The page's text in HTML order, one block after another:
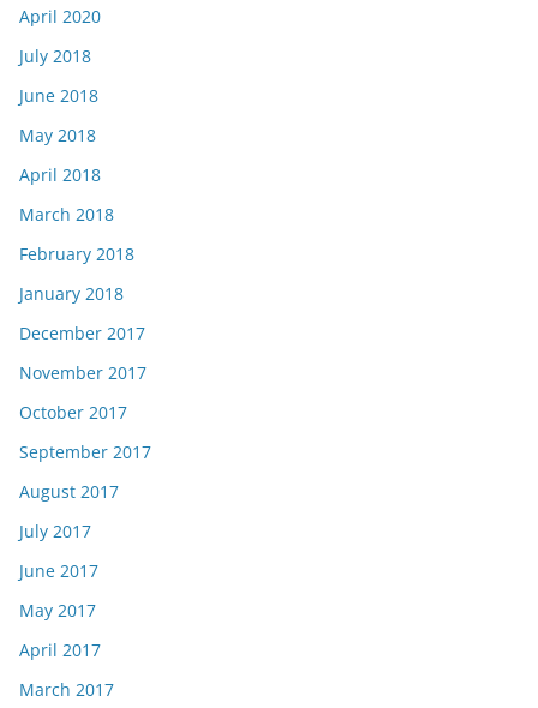
April 2020
July 2018
June 2018
May 2018
April 2018
March 2018
February 2018
January 2018
December 2017
November 2017
October 2017
September 2017
August 2017
July 2017
June 2017
May 2017
April 2017
March 2017